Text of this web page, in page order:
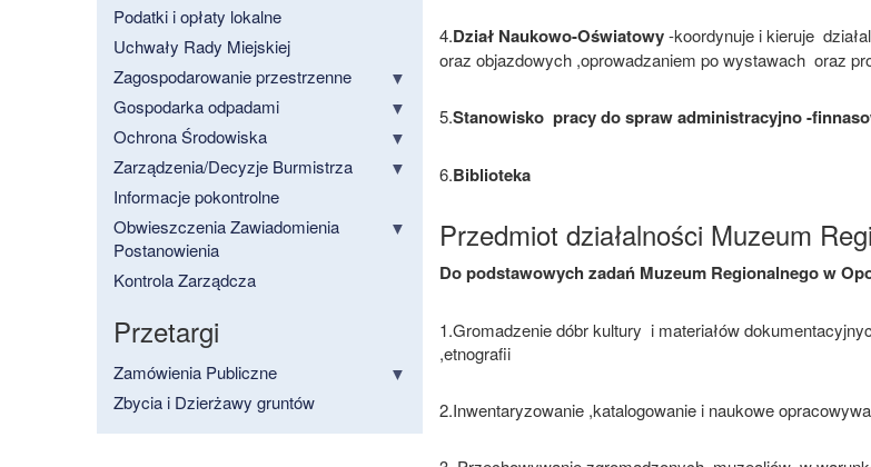
Podatki i opłaty lokalne
Uchwały Rady Miejskiej
Zagospodarowanie przestrzenne
Gospodarka odpadami
Ochrona Środowiska
Zarządzenia/Decyzje Burmistrza
Informacje pokontrolne
Obwieszczenia Zawiadomienia
Postanowienia
Kontrola Zarządcza
Przetargi
Zamówienia Publiczne
Zbycia i Dzierżawy gruntów
4.Dział Naukowo-Oświatowy-koordynuje i kieruje
oraz objazdowych ,oprowadzaniem po wystawach oraz
5.Stanowisko pracy do spraw administracyjno -
6.Biblioteka
Przedmiot działalności Muzeum
Do podstawowych zadań Muzeum Regionalnego w
1.Gromadzenie dóbr kultury i materiałów
,etnografii
2.Inwentaryzowanie ,katalogowanie i naukowe